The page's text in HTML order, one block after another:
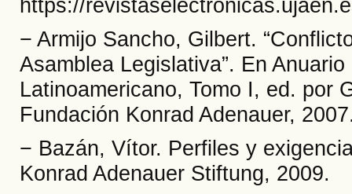
https://
− Armijo Sancho, Gilbert.
Asamblea Legislativa”. En
Latinoamericano, Tomo I, ed. por
Fundación Konrad Adenauer,
− Bazán, Vítor. Perfiles y
Konrad Adenauer Stiftung, 2009.